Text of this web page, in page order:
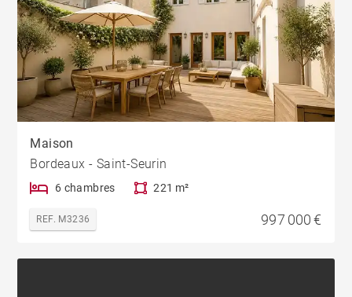
Maison
Bordeaux - Saint-Seurin
6 chambres 221 m²
REF. M3236 997 000 €